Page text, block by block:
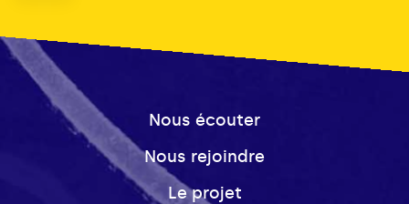
Nous écouter
Nous rejoindre
Le projet